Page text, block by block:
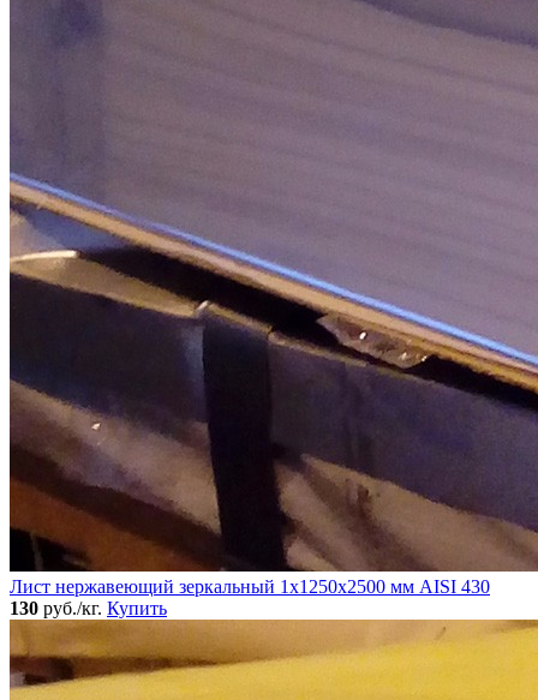
Лист нержавеющий зеркальный 1х1250х2500 мм AISI 430
130 руб./кг. Купить